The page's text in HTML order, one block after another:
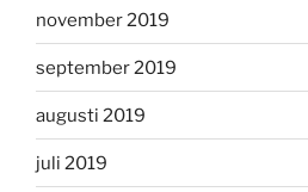
november 2019
september 2019
augusti 2019
juli 2019